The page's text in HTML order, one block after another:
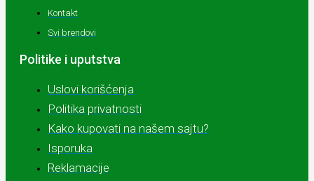
Kontakt
Svi brendovi
Politike i uputstva
Uslovi korišćenja
Politika privatnosti
Kako kupovati na našem sajtu?
Isporuka
Reklamacije